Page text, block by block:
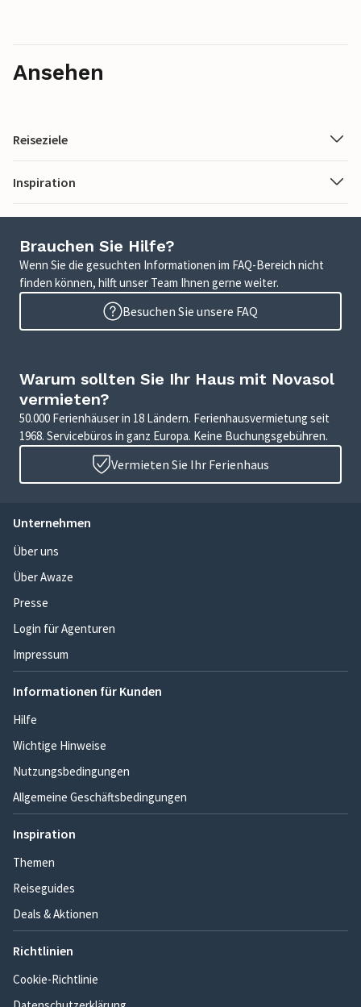
Ansehen
Reiseziele
Inspiration
Brauchen Sie Hilfe?
Wenn Sie die gesuchten Informationen im FAQ-Bereich nicht
finden können, hilft unser Team Ihnen gerne weiter.
Besuchen Sie unsere FAQ
Warum sollten Sie Ihr Haus mit Novasol
vermieten?
50.000 Ferienhäuser in 18 Ländern. Ferienhausvermietung seit
1968. Servicebüros in ganz Europa. Keine Buchungsgebühren.
Vermieten Sie Ihr Ferienhaus
Unternehmen
Über uns
Über Awaze
Presse
Login für Agenturen
Impressum
Informationen für Kunden
Hilfe
Wichtige Hinweise
Nutzungsbedingungen
Allgemeine Geschäftsbedingungen
Inspiration
Themen
Reiseguides
Deals & Aktionen
Richtlinien
Cookie-Richtlinie